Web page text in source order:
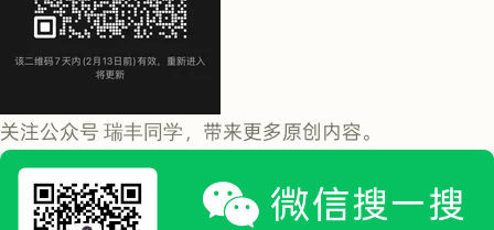
关注公众号 瑞丰同学 ，带来更多原创内容。